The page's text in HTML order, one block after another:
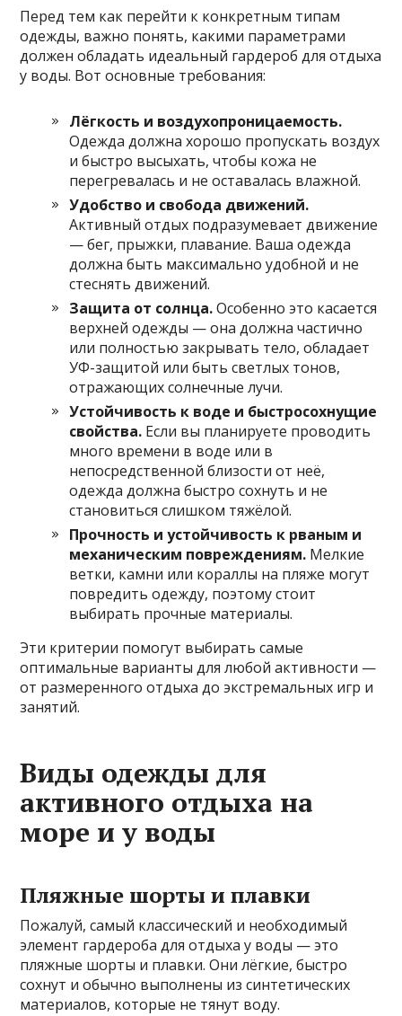
Перед тем как перейти к конкретным типам
одежды, важно понять, какими параметрами
должен обладать идеальный гардероб для отдыха
у воды. Вот основные требования:
Лёгкость и воздухопроницаемость.
Одежда должна хорошо пропускать воздух
и быстро высыхать, чтобы кожа не
перегревалась и не оставалась влажной.
Удобство и свобода движений.
Активный отдых подразумевает движение
— бег, прыжки, плавание. Ваша одежда
должна быть максимально удобной и не
стеснять движений.
Защита от солнца.Особенно это касается
верхней одежды — она должна частично
или полностью закрывать тело, обладает
УФ-защитой или быть светлых тонов,
отражающих солнечные лучи.
Устойчивость к воде и быстросохнущие
свойства. Если вы планируете проводить
много времени в воде или в
непосредственной близости от неё,
одежда должна быстро сохнуть и не
становиться слишком тяжёлой.
Прочность и устойчивость к рваным и
механическим повреждениям. Мелкие
ветки, камни или кораллы на пляже могут
повредить одежду, поэтому стоит
выбирать прочные материалы.
Эти критерии помогут выбирать самые
оптимальные варианты для любой активности —
от размеренного отдыха до экстремальных игр и
занятий.
Виды одежды для
активного отдыха на
море и у воды
Пляжные шорты и плавки
Пожалуй, самый классический и необходимый
элемент гардероба для отдыха у воды — это
пляжные шорты и плавки. Они лёгкие, быстро
сохнут и обычно выполнены из синтетических
материалов, которые не тянут воду.